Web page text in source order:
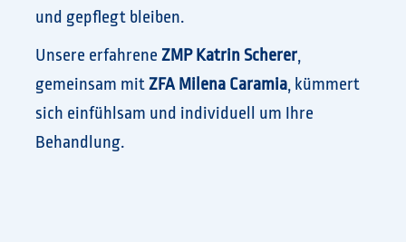
und gepflegt bleiben.
Unsere erfahrene ZMP Katrin Scherer,
gemeinsam mitZFA Milena Caramia, kümmert
sich einfühlsam und individuell um Ihre
Behandlung.